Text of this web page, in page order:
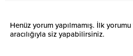
Henüz yorum yapılmamış. İlk
aracılığıyla siz yapabilirsiniz.